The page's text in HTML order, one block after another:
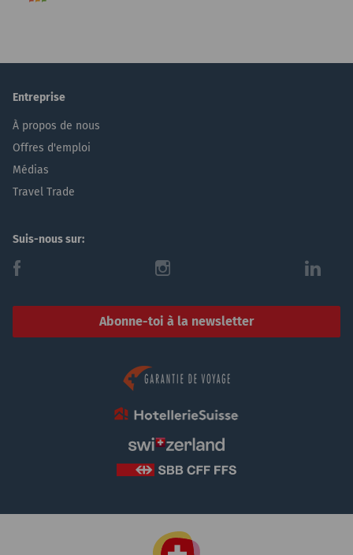
Entreprise
À propos de nous
Offres d'emploi
Médias
Travel Trade
Suis-nous sur:
f i l
Abonne-toi à la newsletter